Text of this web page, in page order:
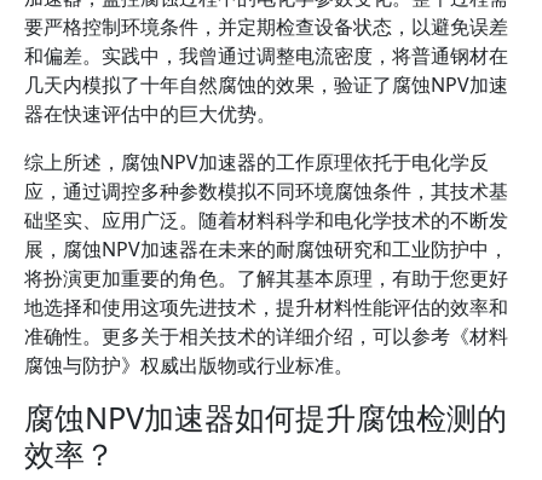
要严格控制环境条件，并定期检查设备状态，以避免误差
和偏差。实践中，我曾通过调整电流密度，将普通钢材在
几天内模拟了十年自然腐蚀的效果，验证了腐蚀NPV加速
器在快速评估中的巨大优势。
综上所述，腐蚀NPV加速器的工作原理依托于电化学反
应，通过调控多种参数模拟不同环境腐蚀条件，其技术基
础坚实、应用广泛。随着材料科学和电化学技术的不断发
展，腐蚀NPV加速器在未来的耐腐蚀研究和工业防护中，
将扮演更加重要的角色。了解其基本原理，有助于您更好
地选择和使用这项先进技术，提升材料性能评估的效率和
准确性。更多关于相关技术的详细介绍，可以参考《材料
腐蚀与防护》权威出版物或行业标准。
腐蚀NPV加速器如何提升腐蚀检测的
效率？